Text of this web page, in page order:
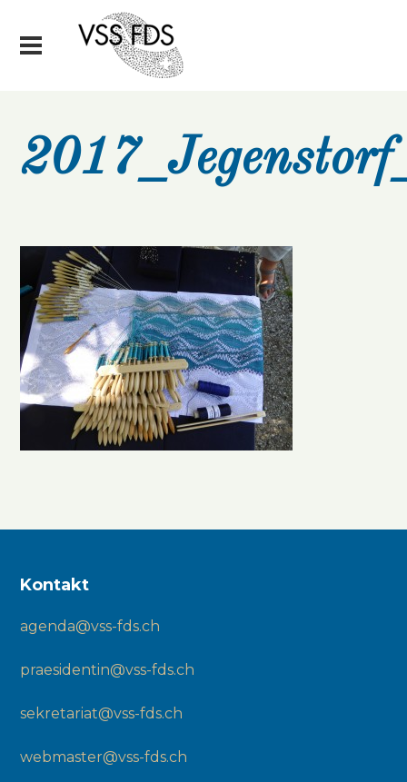
Kontakt
agenda@vss-fds.ch
praesidentin@vss-fds.ch
sekretariat@vss-fds.ch
webmaster@vss-fds.ch